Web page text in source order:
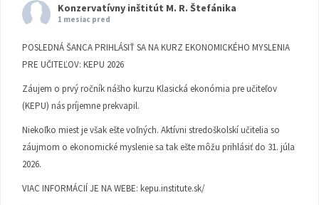
Konzervatívny inštitút M. R. Štefánika
1 mesiac pred
POSLEDNÁ ŠANCA PRIHLÁSIŤ SA NA KURZ EKONOMICKÉHO MYSLENIA
PRE UČITEĽOV: KEPU 2026
Záujem o prvý ročník nášho kurzu Klasická ekonómia pre učiteľov
(KEPU) nás príjemne prekvapil.
Niekoľko miest je však ešte voľných. Aktívni stredoškolskí učitelia so
záujmom o ekonomické myslenie sa tak ešte môžu prihlásiť do 31. júla
2026.
VIAC INFORMÁCIÍ JE NA WEBE: kepu.institute.sk/